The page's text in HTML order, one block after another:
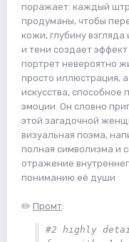
поражает: каждый
продуманы, чтобы
кожи, глубину
и тени создает
портрет невероятно
просто иллюстрация,
искусства, способное
эмоции. Он словно
этой загадочной
визуальная поэма,
полная символизма и
отражение
пониманию её души
✏️ Промт:
#2 highly